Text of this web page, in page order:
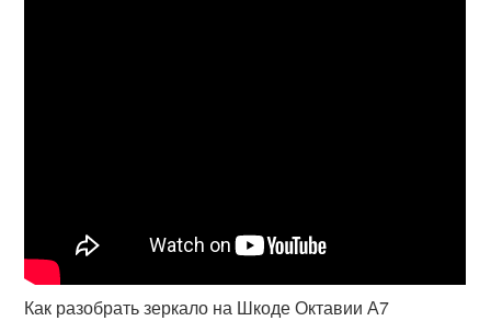
Как разобрать зеркало на Шкоде Октавии А7